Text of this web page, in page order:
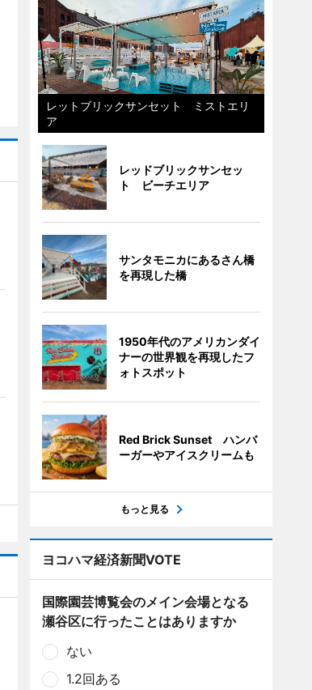
レットブリックサンセット ミストエリ
ア
レッドブリックサンセッ
ト ビーチエリア
サンタモニカにあるさん橋
を再現した橋
1950年代のアメリカンダイ
ナーの世界観を再現したフ
ォトスポット
Red Brick Sunset ハンバ
ーガーやアイスクリームも
もっと見る
ヨコハマ経済新聞VOTE
国際園芸博覧会のメイン会場となる
瀬谷区に行ったことはありますか
ない
1.2回ある